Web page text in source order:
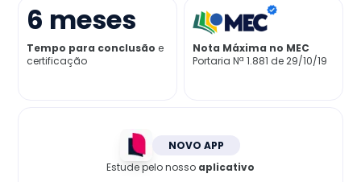
Já sou aluno
6 meses
Tempo para conclusão e
certificação
Nota Máxima no MEC
Portaria Nª 1.881 de 29/10/19
NOVO APP
Estude pelo nosso aplicativo